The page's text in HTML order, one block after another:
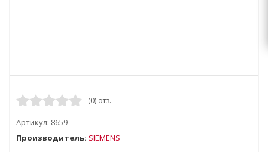
(0) отз.
Артикул: 8659
Производитель: SIEMENS